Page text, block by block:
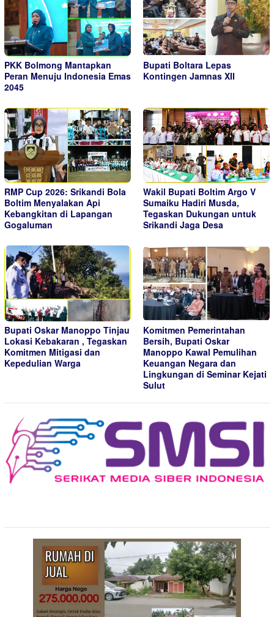
PKK Bolmong Mantapkan
Peran Menuju Indonesia Emas
2045
Bupati Boltara Lepas
Kontingen Jamnas XII
RMP Cup 2026: Srikandi Bola
Boltim Menyalakan Api
Kebangkitan di Lapangan
Gogaluman
Wakil Bupati Boltim Argo V
Sumaiku Hadiri Musda,
Tegaskan Dukungan untuk
Srikandi Jaga Desa
Bupati Oskar Manoppo Tinjau
Lokasi Kebakaran , Tegaskan
Komitmen Mitigasi dan
Kepedulian Warga
Komitmen Pemerintahan
Bersih, Bupati Oskar
Manoppo Kawal Pemulihan
Keuangan Negara dan
Lingkungan di Seminar Kejati
Sulut